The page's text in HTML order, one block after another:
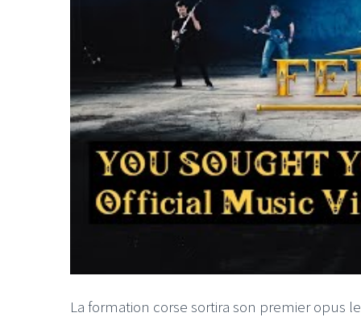
La formation corse sortira son premier opus